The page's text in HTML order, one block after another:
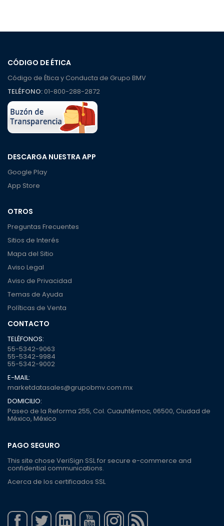
CÓDIGO DE ÉTICA
Código de Ética y Conducta de Grupo BMV
TELÉFONO:01-800-288-2872
DESCARGA NUESTRA APP
Google Play
App Store
OTROS
Preguntas Frecuentes
Sitios de Interés
Mapa del Sitio
Aviso Legal
Aviso de Privacidad
Temas de Ayuda
Políticas de Venta
CONTACTO
TELÉFONOS:
55-5342-9063
55-5342-9984
55-5342-9002
E-MAIL:
marketdatasales@grupobmv.com.mx
DOMICILIO:
Paseo de la Reforma 255, Col. Cuauhtémoc, 06500, Ciudad de
México, México
PAGO SEGURO
This site chose VeriSign SSL for secure e-commerce and
confidential communications.
Acerca de los certificados SSL